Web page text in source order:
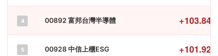
4 00892 富邦台灣半導體
5 00928 中信上櫃ESG